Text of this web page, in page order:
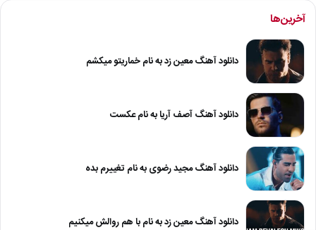
آخرین‌ها
دانلود آهنگ معین زد به نام خماریتو میکشم
دانلود آهنگ آصف آریا به نام عکست
دانلود آهنگ مجید رضوی به نام تغییرم بده
دانلود آهنگ معین زد به نام با هم روالش میکنیم